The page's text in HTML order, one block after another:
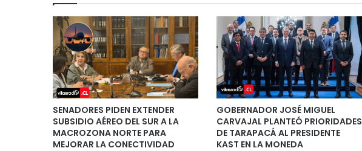
SENADORES PIDEN EXTENDER
SUBSIDIO AÉREO DEL SUR A LA
MACROZONA NORTE PARA
MEJORAR LA CONECTIVIDAD
GOBERNADOR JOSÉ MIGUEL
CARVAJAL PLANTEÓ PRIORIDADES
DE TARAPACÁ AL PRESIDENTE
KAST EN LA MONEDA